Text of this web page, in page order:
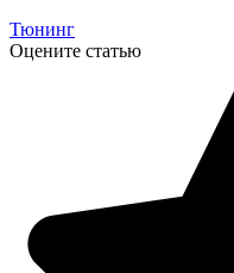
Тюнинг
Оцените статью